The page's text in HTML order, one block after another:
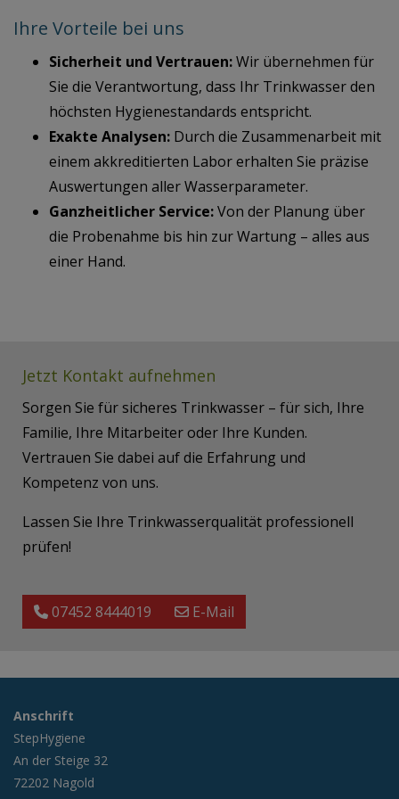
Ihre Vorteile bei uns
Sicherheit und Vertrauen:Wir übernehmen für
Sie die Verantwortung, dass Ihr Trinkwasser den
höchsten Hygienestandards entspricht.
Exakte Analysen: Durch die Zusammenarbeit mit
einem akkreditierten Labor erhalten Sie präzise
Auswertungen aller Wasserparameter.
Ganzheitlicher Service:Von der Planung über
die Probenahme bis hin zur Wartung – alles aus
einer Hand.
Jetzt Kontakt aufnehmen
Sorgen Sie für sicheres Trinkwasser – für sich, Ihre
Familie, Ihre Mitarbeiter oder Ihre Kunden.
Vertrauen Sie dabei auf die Erfahrung und
Kompetenz von uns.
Lassen Sie Ihre Trinkwasserqualität professionell
prüfen!
07452 8444019 E-Mail
Anschrift
StepHygiene
An der Steige 32
72202 Nagold